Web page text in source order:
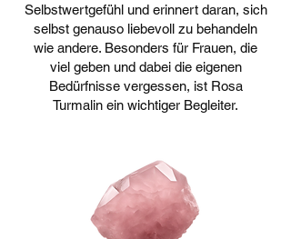
Selbstwertgefühl und erinnert daran, sich
selbst genauso liebevoll zu behandeln
wie andere. Besonders für Frauen, die
viel geben und dabei die eigenen
Bedürfnisse vergessen, ist Rosa
Turmalin ein wichtiger Begleiter.